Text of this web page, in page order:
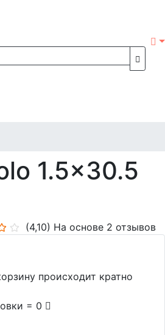
1.5x30.5
(4,10) На основе 2 отзывов
происходит кратно
= 0